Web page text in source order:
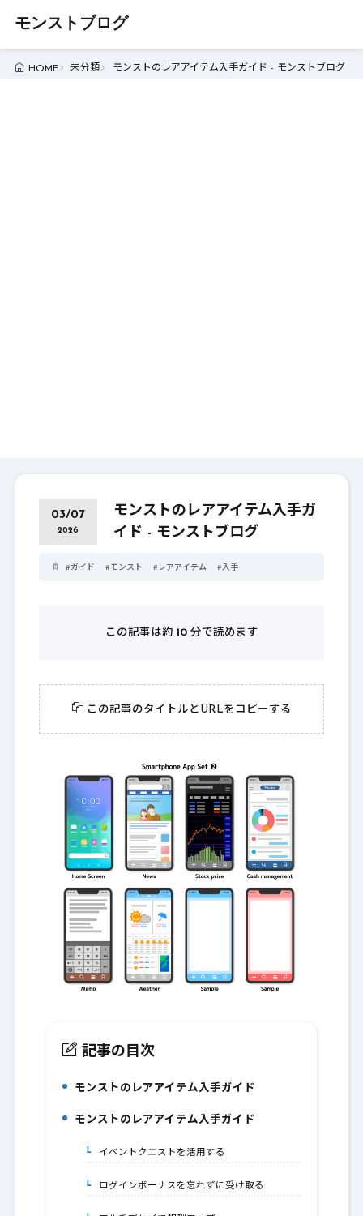
モンストブログ
HOME 未分類 モンストのレアアイテム入手ガイド - モンストブログ
03/07
2026
モンストのレアアイテム入手ガ
イド - モンストブログ
#ガイド #モンスト #レアアイテム #入手
この記事は約 10分で読めます
この記事のタイトルとURLをコピーする
記事の目次
モンストのレアアイテム入手ガイド
モンストのレアアイテム入手ガイド
2-1.イベントクエストを活用する
2-2.ログインボーナスを忘れずに受け取る